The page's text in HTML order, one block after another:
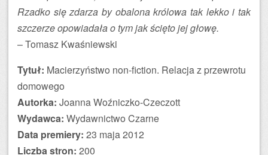
Rzadko się zdarza by obalona królowa tak lekko i tak
szczerze opowiadała o tym jak ścięto jej głowę.
– Tomasz Kwaśniewski
Tytuł: Macierzyństwo non-fiction. Relacja z przewrotu
domowego
Autorka: Joanna Woźniczko-Czeczott
Wydawca: Wydawnictwo Czarne
Data premiery: 23 maja 2012
Liczba stron: 200